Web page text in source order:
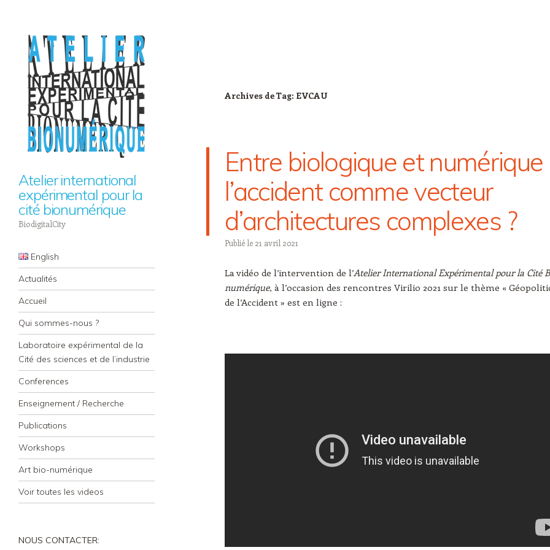
Atelier international
expérimental pour la
cité bionumérique
BiodigitalCity
Navigation
Aller au contenu principal
English
Actualités
Accueil
Qui sommes-nous ?
Laboratoire expérimental de la
Cité des sciences et de l’industrie
Conferences
Enseignement / Recherche
Publications
Workshops
Art bio-numérique
Voir toutes les videos
Archives de Tag: EVCAU
Entre biologique et numérique
l’accident comme vecteur
d’architectures complexes ?
Publié le 21 avril 2021
La vidéo de l’intervention de l’Atelier International Expérimental pour la Cité
numérique, à l’occasion des rencontres Virilio 2021 sur le thème «
de l’Accident » est en ligne :
NOUS CONTACTER: